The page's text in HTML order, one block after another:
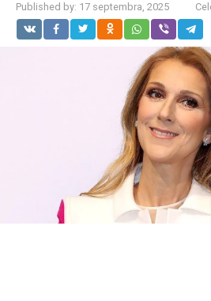
Published by: 17 septembra, 2025